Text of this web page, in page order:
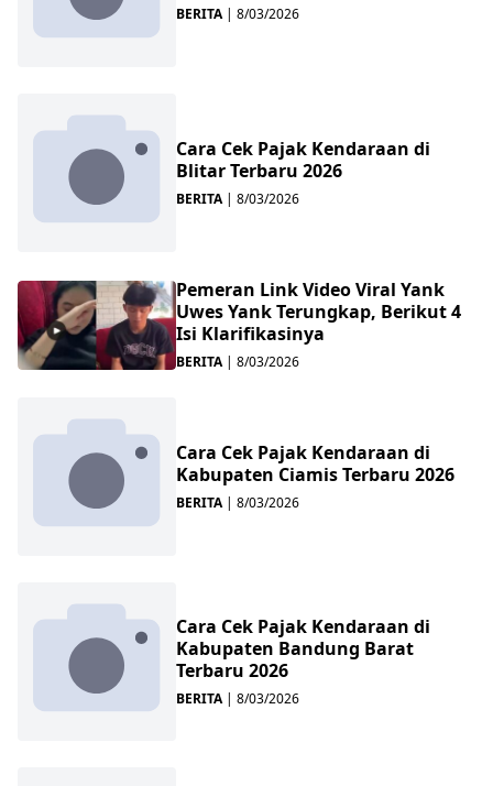
BERITA| 8/03/2026
Cara Cek Pajak Kendaraan di
Blitar Terbaru 2026
BERITA| 8/03/2026
Pemeran Link Video Viral Yank
Uwes Yank Terungkap, Berikut 4
Isi Klarifikasinya
BERITA| 8/03/2026
Cara Cek Pajak Kendaraan di
Kabupaten Ciamis Terbaru 2026
BERITA| 8/03/2026
Cara Cek Pajak Kendaraan di
Kabupaten Bandung Barat
Terbaru 2026
BERITA| 8/03/2026